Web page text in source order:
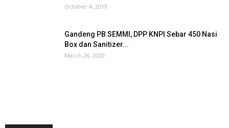
October 4, 2019
Gandeng PB SEMMI, DPP KNPI Sebar 450 Nasi
Box dan Sanitizer...
March 28, 2020